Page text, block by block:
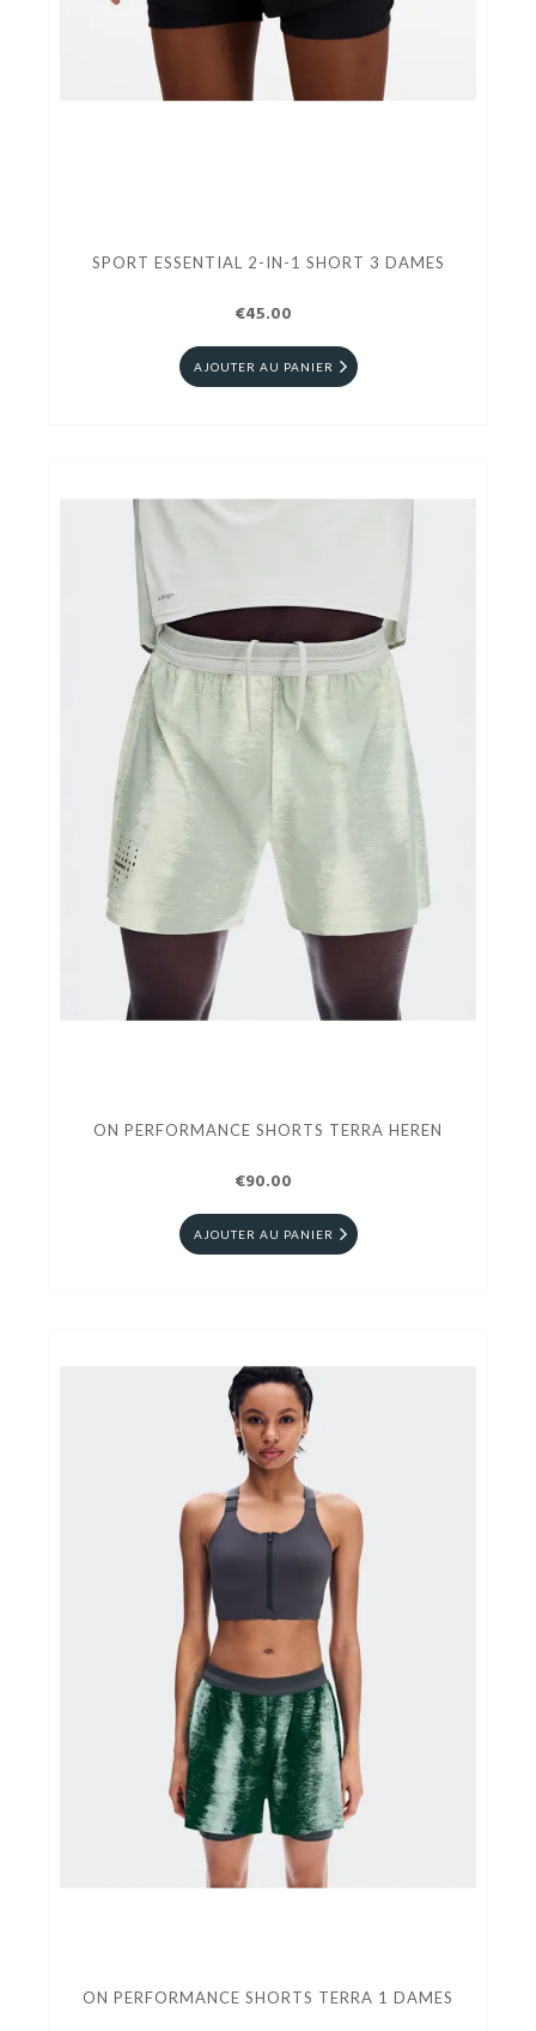
SPORT ESSENTIAL 2-IN-1 SHORT 3 DAMES
€45.00
AJOUTER AU PANIER
ON PERFORMANCE SHORTS TERRA HEREN
€90.00
AJOUTER AU PANIER
ON PERFORMANCE SHORTS TERRA 1 DAMES